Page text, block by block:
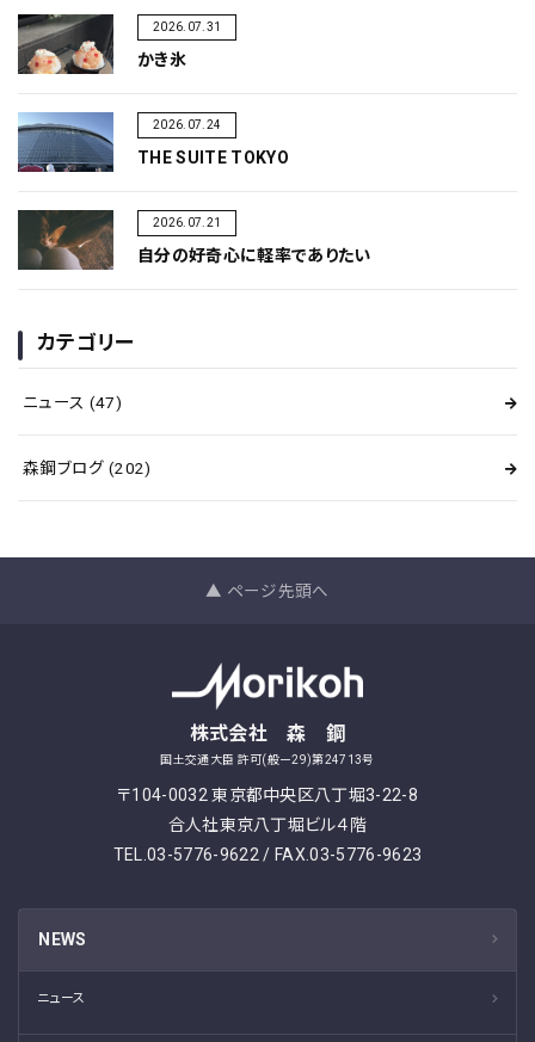
2026.07.31
かき氷
2026.07.24
THE SUITE TOKYO
2026.07.21
自分の好奇心に軽率でありたい
カテゴリー
ニュース (47)
森鋼ブログ (202)
▲ ページ先頭へ
株式会社 森 鋼
国土交通大臣 許可(般ー29)第24713号
〒104-0032 東京都中央区八丁堀3-22-8
合人社東京八丁堀ビル４階
TEL.03-5776-9622 / FAX.03-5776-9623
NEWS
ニュース